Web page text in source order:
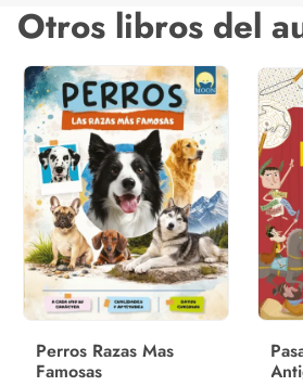
Otros libros del
Perros Razas Mas
Famosas